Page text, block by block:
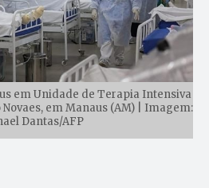
em Unidade de Terapia Intensiva
em Manaus (AM) | Imagem:
Dantas/AFP